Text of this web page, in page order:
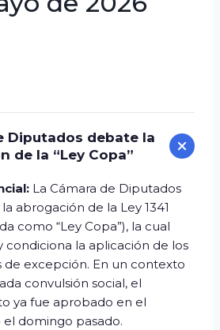
Diputados debate la
de la “Ley Copa”
La Cámara de Diputados
abrogación de la Ley 1341
como “Ley Copa”), la cual
condiciona la aplicación de los
de excepción. En un contexto
convulsión social, el
ya fue aprobado en el
el domingo pasado.